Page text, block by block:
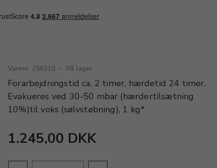
Varenr. 256210 – På lager
Forarbejdningstid ca. 2 timer, hærdetid 24 timer.
Evakueres ved 30-50 mbar (hærdertilsætning
10%)til voks (sølvstøbning), 1 kg*
1.245,00 DKK